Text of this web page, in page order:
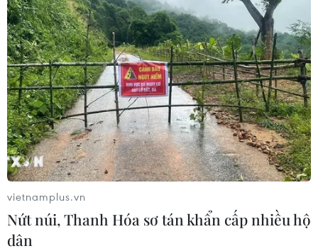
vietnamplus.vn
Nứt núi, Thanh Hóa sơ tán khẩn cấp nhiều hộ
dân